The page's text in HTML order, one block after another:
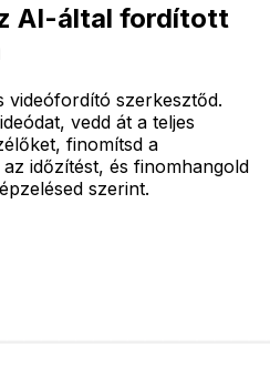
AI-által fordított
videófordító szerkesztőd.
vedd át a teljes
finomítsd a
időzítést, és finomhangold
szerint.